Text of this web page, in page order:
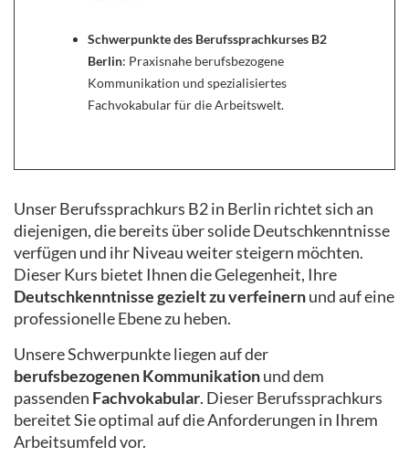
Schwerpunkte des Berufssprachkurses B2
Berlin: Praxisnahe berufsbezogene
Kommunikation und spezialisiertes
Fachvokabular für die Arbeitswelt.
Unser Berufssprachkurs B2 in Berlin richtet sich an
diejenigen, die bereits über solide Deutschkenntnisse
verfügen und ihr Niveau weiter steigern möchten.
Dieser Kurs bietet Ihnen die Gelegenheit, Ihre
Deutschkenntnisse gezielt zu verfeinernund auf eine
professionelle Ebene zu heben.
Unsere Schwerpunkte liegen auf der
berufsbezogenen Kommunikationund dem
passenden Fachvokabular. Dieser Berufssprachkurs
bereitet Sie optimal auf die Anforderungen in Ihrem
Arbeitsumfeld vor.